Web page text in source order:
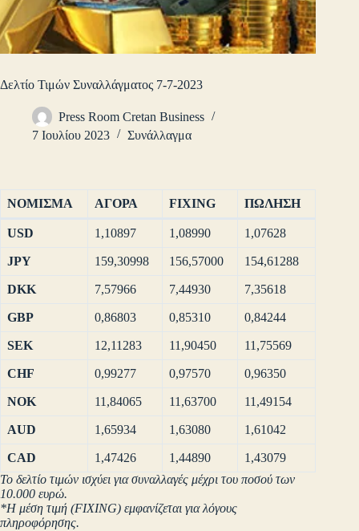
Δελτίο Τιμών Συναλλάγματος 7-7-2023
Press Room Cretan Business
7 Ιουλίου 2023
Συνάλλαγμα
ΝΟΜΙΣΜΑ ΑΓΟΡΑ FIXING ΠΩΛΗΣΗ
USD 1,10897 1,08990 1,07628
JPY 159,30998 156,57000 154,61288
DKK 7,57966 7,44930 7,35618
GBP 0,86803 0,85310 0,84244
SEK 12,11283 11,90450 11,75569
CHF 0,99277 0,97570 0,96350
NOK 11,84065 11,63700 11,49154
AUD 1,65934 1,63080 1,61042
CAD 1,47426 1,44890
1,43079
Το δελτίο τιμών ισχύει για συναλλαγές μέχρι του ποσού των
10.000 ευρώ.
*Η μέση τιμή (FIXING) εμφανίζεται για λόγους
πληροφόρησης.